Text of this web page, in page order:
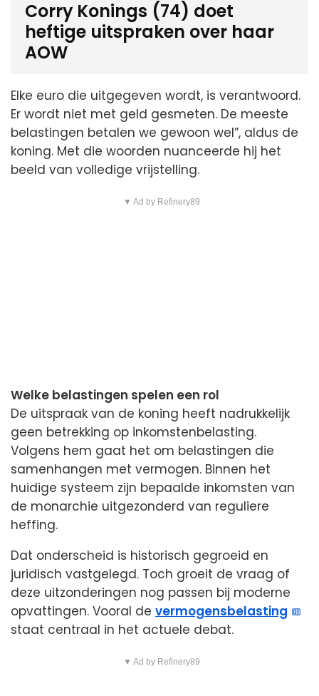
Corry Konings (74) doet
heftige uitspraken over haar
AOW
Elke euro die uitgegeven wordt, is verantwoord.
Er wordt niet met geld gesmeten. De meeste
belastingen betalen we gewoon wel”, aldus de
koning. Met die woorden nuanceerde hij het
beeld van volledige vrijstelling.
▼ Ad by Refinery89
Welke belastingen spelen een rol
De uitspraak van de koning heeft nadrukkelijk
geen betrekking op inkomstenbelasting.
Volgens hem gaat het om belastingen die
samenhangen met vermogen. Binnen het
huidige systeem zijn bepaalde inkomsten van
de monarchie uitgezonderd van reguliere
heffing.
Dat onderscheid is historisch gegroeid en
juridisch vastgelegd. Toch groeit de vraag of
deze uitzonderingen nog passen bij moderne
opvattingen. Vooral de vermogensbelasting
staat centraal in het actuele debat.
▼ Ad by Refinery89